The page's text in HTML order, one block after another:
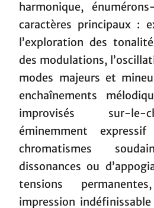
harmonique,
caractères principaux :
l’exploration des
des modulations,
modes majeurs et
enchaînements
improvisés sur-le-
éminemment
chromatismes
dissonances ou
tensions
impression